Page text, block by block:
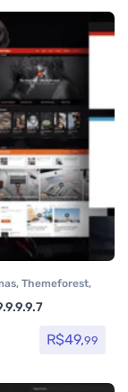
, Themeforest,
R$49,99